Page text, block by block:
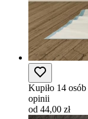
Kupiło 14 osób
opinii
od 44,00 zł